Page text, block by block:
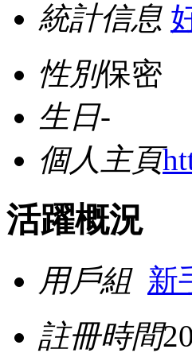
統計信息
性別保密
生日-
個人主頁
活躍概況
用戶組 新
註冊時間